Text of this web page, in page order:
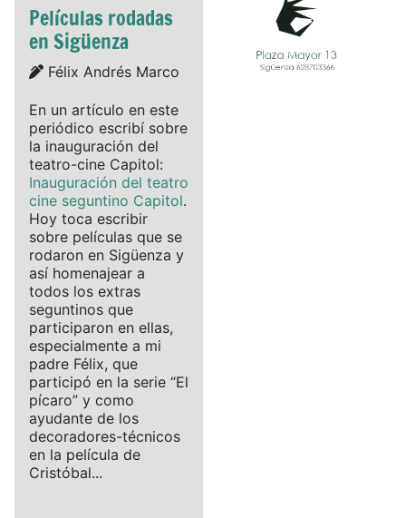
Películas rodadas
en Sigüenza
Details
Félix Andrés Marco
En un artículo en este
periódico escribí sobre
la inauguración del
teatro-cine Capitol:
Inauguración del teatro
cine seguntino Capitol.
Hoy toca escribir
sobre películas que se
rodaron en Sigüenza y
así homenajear a
todos los extras
seguntinos que
participaron en ellas,
especialmente a mi
padre Félix, que
participó en la serie “El
pícaro” y como
ayudante de los
decoradores-técnicos
en la película de
Cristóbal...